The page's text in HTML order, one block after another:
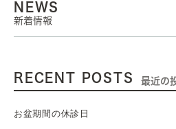
NEWS
新着情報
RECENT POSTS 最近の
お盆期間の休診日